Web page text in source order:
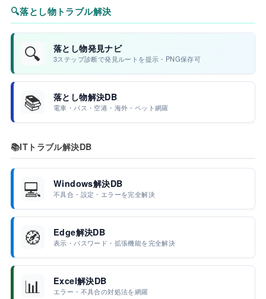
🔍落とし物トラブル解決
🔍 落とし物発見ナビ
3ステップ診断で発見ルートを提示・PNG保存可
📚 落とし物解決DB
電車・バス・空港・海外・ペット網羅
📚ITトラブル解決DB
💻 Windows解決DB
不具合・設定・エラーを完全解決
🧭 Edge解決DB
表示・パスワード・拡張機能を完全解決
📊 Excel解決DB
エラー・不具合の対処法を網羅